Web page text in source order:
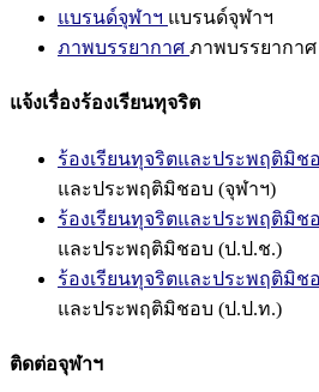
แบรนด์จุฬาฯ แบรนด์จุฬาฯ
ภาพบรรยากาศ ภาพบรรยากาศ
แจ้งเรื่องร้องเรียนทุจริต
ร้องเรียนทุจริตและประพฤติมิช
และประพฤติมิชอบ (จุฬาฯ)
ร้องเรียนทุจริตและประพฤติมิช
และประพฤติมิชอบ (ป.ป.ช.)
ร้องเรียนทุจริตและประพฤติมิช
และประพฤติมิชอบ (ป.ป.ท.)
ติดต่อจุฬาฯ